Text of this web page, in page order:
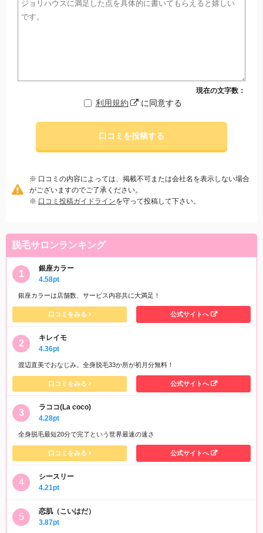
現在の文字数：
利用規約 に同意する
口コミを投稿する
※ 口コミの内容によっては、掲載不可または会社名を表示しない場合
がございますのでご了承ください。
※ 口コミ投稿ガイドラインを守って投稿して下さい。
脱毛サロンランキング
銀座カラー
4.58pt
銀座カラーは店舗数、サービス内容共に大満足！
口コミをみる 公式サイトへ
キレイモ
4.36pt
渡辺直美でおなじみ。全身脱毛33か所が初月分無料！
口コミをみる 公式サイトへ
ラココ(La coco)
4.28pt
全身脱毛最短20分で完了という世界最速の速さ
口コミをみる 公式サイトへ
シースリー
4.21pt
恋肌（こいはだ）
3.87pt